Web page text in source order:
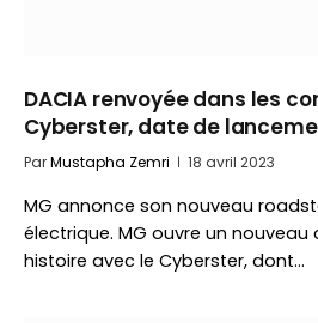
DACIA renvoyée dans les
Cyberster, date de
ParMustapha Zemri 18 avril 2023
MG annonce son nouveau
électrique. MG ouvre un
histoire avec le Cyberster, dont…